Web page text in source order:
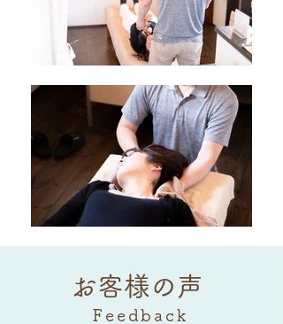
お客様の声
Feedback